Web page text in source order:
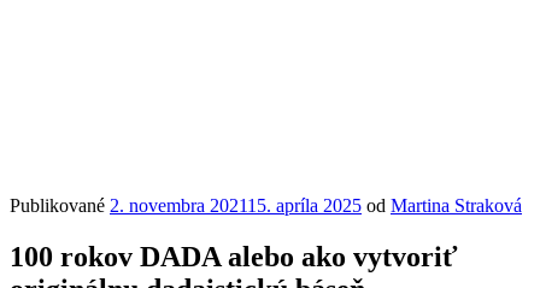
Publikované 2. novembra 202115. apríla 2025 od Martina Straková
100 rokov DADA alebo ako vytvoriť